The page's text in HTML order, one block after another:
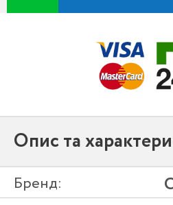
Опис та
Бренд: